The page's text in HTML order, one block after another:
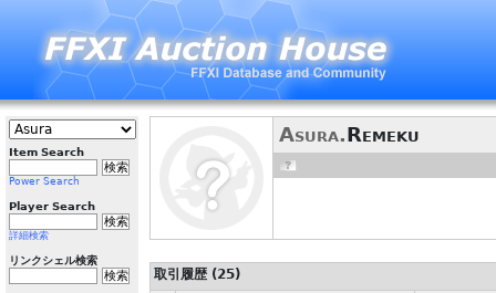
Item Search
Power Search
Player Search
詳細検索
リンクシェル検索
Asura.Remeku
取引履歴 (25)